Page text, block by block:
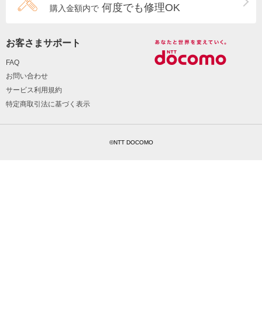
購入金額内で 何度でも修理OK
お客さまサポート
FAQ
お問い合わせ
サービス利用規約
特定商取引法に基づく表示
©NTT DOCOMO